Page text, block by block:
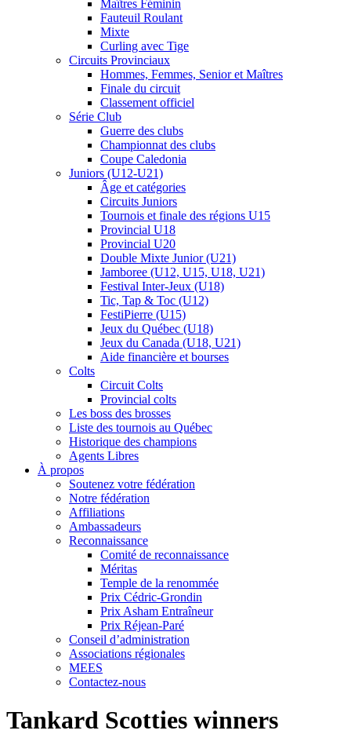
Maîtres Féminin
Fauteuil Roulant
Mixte
Curling avec Tige
Circuits Provinciaux
Hommes, Femmes, Senior et Maîtres
Finale du circuit
Classement officiel
Série Club
Guerre des clubs
Championnat des clubs
Coupe Caledonia
Juniors (U12-U21)
Âge et catégories
Circuits Juniors
Tournois et finale des régions U15
Provincial U18
Provincial U20
Double Mixte Junior (U21)
Jamboree (U12, U15, U18, U21)
Festival Inter-Jeux (U18)
Tic, Tap & Toc (U12)
FestiPierre (U15)
Jeux du Québec (U18)
Jeux du Canada (U18, U21)
Aide financière et bourses
Colts
Circuit Colts
Provincial colts
Les boss des brosses
Liste des tournois au Québec
Historique des champions
Agents Libres
À propos
Soutenez votre fédération
Notre fédération
Affiliations
Ambassadeurs
Reconnaissance
Comité de reconnaissance
Méritas
Temple de la renommée
Prix Cédric-Grondin
Prix Asham Entraîneur
Prix Réjean-Paré
Conseil d’administration
Associations régionales
MEES
Contactez-nous
Tankard Scotties winners